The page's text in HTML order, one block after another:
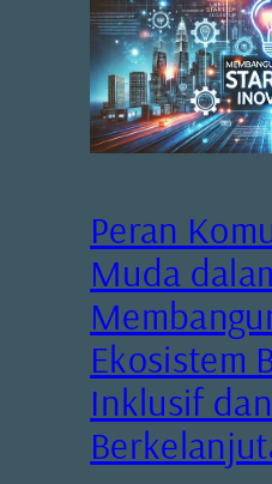
Peran
Muda
Ekosistem
Inklusif dan